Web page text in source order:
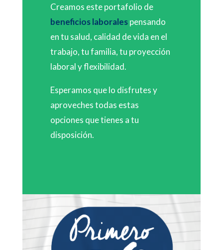
Creamos este portafolio de
beneficios laboralespensando
en tu salud, calidad de vida en el
trabajo, tu familia, tu proyección
laboral y flexibilidad.
Esperamos que lo disfrutes y
aproveches todas estas
opciones que tienes a tu
disposición.